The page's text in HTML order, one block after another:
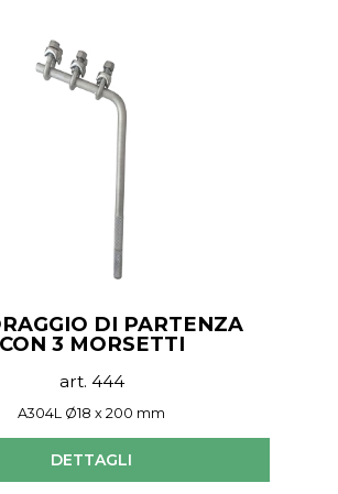
DI PARTENZA
CON 3 MORSETTI
art. 444
A304L Ø18 x 200 mm
DETTAGLI